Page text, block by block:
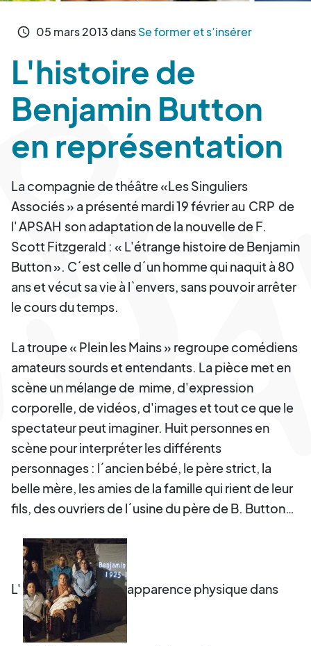
schedule 05 mars2013dansSe former et s’insérer
L'histoire de
Benjamin Button
en représentation
La compagnie de théâtre «Les Singuliers
Associés » a présenté mardi 19 février au CRP de
l'APSAH son adaptation de la nouvelle de F.
Scott Fitzgerald : « L'étrange histoire de Benjamin
Button ». C´est celle d´un homme qui naquit à 80
ans et vécut sa vie à l`envers, sans pouvoir arrêter
le cours du temps.
La troupe « Plein les Mains » regroupe comédiens
amateurs sourds et entendants. La pièce met en
scène un mélange de mime, d'expression
corporelle, de vidéos, d'images et tout ce que le
spectateur peut imaginer. Huit personnes en
scène pour interpréter les différents
personnages : l´ancien bébé, le père strict, la
belle mère, les amies de la famille qui rient de leur
fils, des ouvriers de l´usine du père de B. Button…
L' apparence physique dans